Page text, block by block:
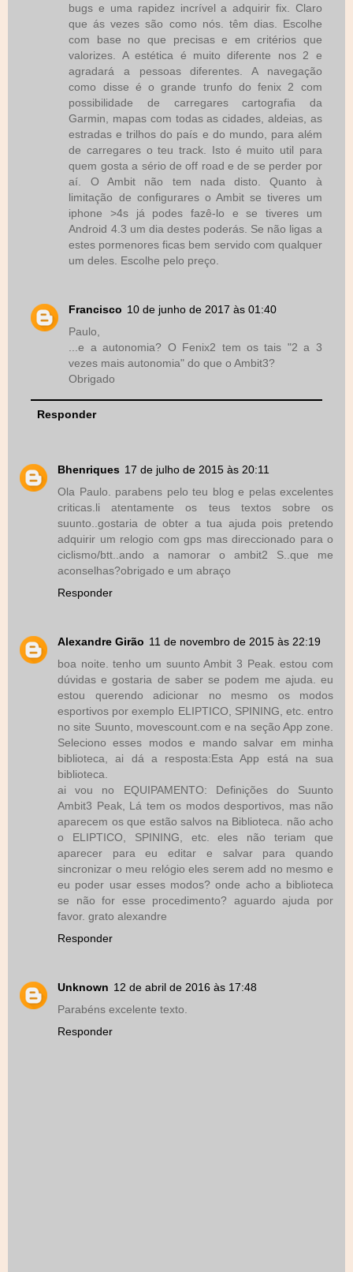
bugs e uma rapidez incrível a adquirir fix. Claro
que ás vezes são como nós. têm dias. Escolhe
com base no que precisas e em critérios que
valorizes. A estética é muito diferente nos 2 e
agradará a pessoas diferentes. A navegação
como disse é o grande trunfo do fenix 2 com
possibilidade de carregares cartografia da
Garmin, mapas com todas as cidades, aldeias, as
estradas e trilhos do país e do mundo, para além
de carregares o teu track. Isto é muito util para
quem gosta a sério de off road e de se perder por
aí. O Ambit não tem nada disto. Quanto à
limitação de configurares o Ambit se tiveres um
iphone >4s já podes fazê-lo e se tiveres um
Android 4.3 um dia destes poderás. Se não ligas a
estes pormenores ficas bem servido com qualquer
um deles. Escolhe pelo preço.
Francisco 10 de junho de 2017 às 01:40
Paulo,
...e a autonomia? O Fenix2 tem os tais "2 a 3
vezes mais autonomia" do que o Ambit3?
Obrigado
Responder
Bhenriques 17 de julho de 2015 às 20:11
Ola Paulo. parabens pelo teu blog e pelas excelentes
criticas.li atentamente os teus textos sobre os
suunto..gostaria de obter a tua ajuda pois pretendo
adquirir um relogio com gps mas direccionado para o
ciclismo/btt..ando a namorar o ambit2 S..que me
aconselhas?obrigado e um abraço
Responder
Alexandre Girão 11 de novembro de 2015 às 22:19
boa noite. tenho um suunto Ambit 3 Peak. estou com
dúvidas e gostaria de saber se podem me ajuda. eu
estou querendo adicionar no mesmo os modos
esportivos por exemplo ELIPTICO, SPINING, etc. entro
no site Suunto, movescount.com e na seção App zone.
Seleciono esses modos e mando salvar em minha
biblioteca, ai dá a resposta:Esta App está na sua
biblioteca.
ai vou no EQUIPAMENTO: Definições do Suunto
Ambit3 Peak, Lá tem os modos desportivos, mas não
aparecem os que estão salvos na Biblioteca. não acho
o ELIPTICO, SPINING, etc. eles não teriam que
aparecer para eu editar e salvar para quando
sincronizar o meu relógio eles serem add no mesmo e
eu poder usar esses modos? onde acho a biblioteca
se não for esse procedimento? aguardo ajuda por
favor. grato alexandre
Responder
Unknown 12 de abril de 2016 às 17:48
Parabéns excelente texto.
Responder